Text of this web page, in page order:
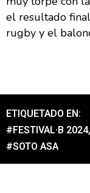
el resultado
rugby y el
ETIQUETADO EN:
#FESTIVAL·B 2024,
#SOTO ASA